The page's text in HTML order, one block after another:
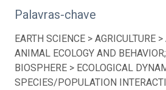
Palavras-chave
EARTH SCIENCE > AGRICULTURE
ANIMAL ECOLOGY AND
BIOSPHERE > ECOLOGICAL
SPECIES/POPULATION